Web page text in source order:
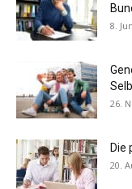
8.
26.
Die
20.